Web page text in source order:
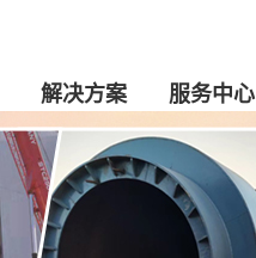
解决方案 服务中心